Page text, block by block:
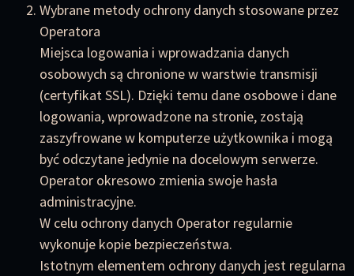
Wybrane metody ochrony danych stosowane przez
Operatora
Miejsca logowania i wprowadzania danych
osobowych są chronione w warstwie transmisji
(certyfikat SSL). Dzięki temu dane osobowe i dane
logowania, wprowadzone na stronie, zostają
zaszyfrowane w komputerze użytkownika i mogą
być odczytane jedynie na docelowym serwerze.
Operator okresowo zmienia swoje hasła
administracyjne.
W celu ochrony danych Operator regularnie
wykonuje kopie bezpieczeństwa.
Istotnym elementem ochrony danych jest regularna